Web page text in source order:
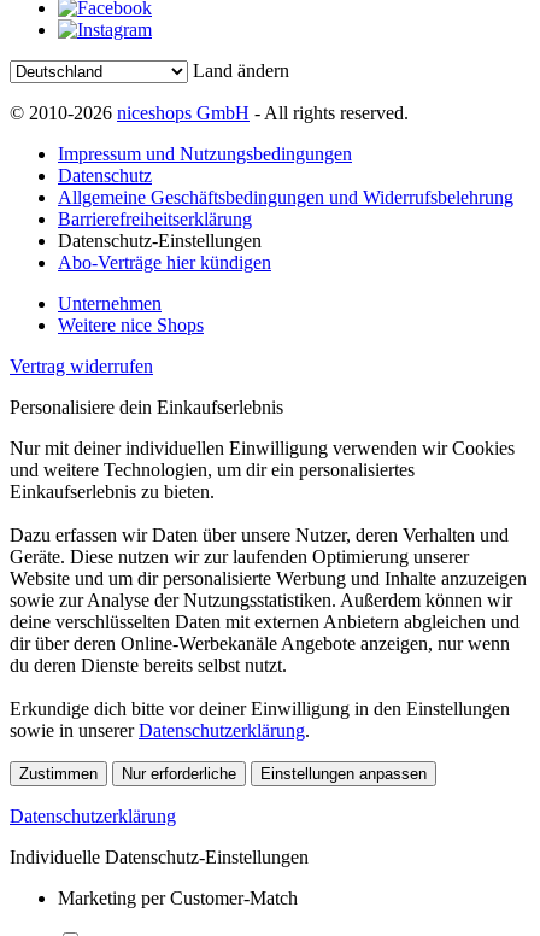
Land ändern
© 2010-2026 niceshops GmbH - All rights reserved.
Impressum und Nutzungsbedingungen
Datenschutz
Allgemeine Geschäftsbedingungen und Widerrufsbelehrung
Barrierefreiheitserklärung
Datenschutz-Einstellungen
Abo-Verträge hier kündigen
Unternehmen
Weitere nice Shops
Vertrag widerrufen
Personalisiere dein Einkaufserlebnis
Nur mit deiner individuellen Einwilligung verwenden wir Cookies
und weitere Technologien, um dir ein personalisiertes
Einkaufserlebnis zu bieten.
Dazu erfassen wir Daten über unsere Nutzer, deren Verhalten und
Geräte. Diese nutzen wir zur laufenden Optimierung unserer
Website und um dir personalisierte Werbung und Inhalte anzuzeigen
sowie zur Analyse der Nutzungsstatistiken. Außerdem können wir
deine verschlüsselten Daten mit externen Anbietern abgleichen und
dir über deren Online-Werbekanäle Angebote anzeigen, nur wenn
du deren Dienste bereits selbst nutzt.
Erkundige dich bitte vor deiner Einwilligung in den Einstellungen
sowie in unsererDatenschutzerklärung.
Zustimmen Nur erforderliche Einstellungen anpassen
Datenschutzerklärung
Individuelle Datenschutz-Einstellungen
Marketing per Customer-Match